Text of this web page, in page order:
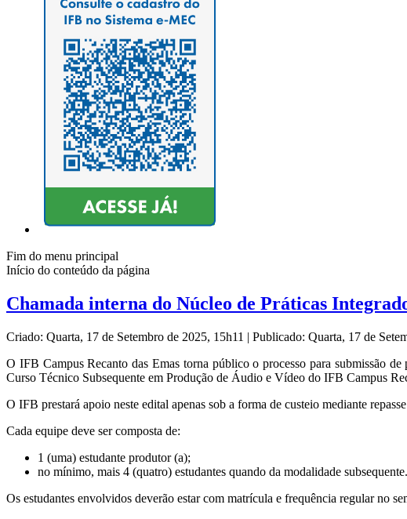
Fim do menu principal
Início do conteúdo da página
Chamada interna do Núcleo de Práticas
Criado: Quarta, 17 de Setembro de 2025, 15h11 | Publicado: Quarta, 17 de
O IFB Campus Recanto das Emas torna público o processo para submissão
Curso Técnico Subsequente em Produção de Áudio e Vídeo do IFB Campus
O IFB prestará apoio neste edital apenas sob a forma de custeio mediante
Cada equipe deve ser composta de:
1 (uma) estudante produtor (a);
no mínimo, mais 4 (quatro) estudantes quando da modalidade subsequente.
Os estudantes envolvidos deverão estar com matrícula e frequência regular no